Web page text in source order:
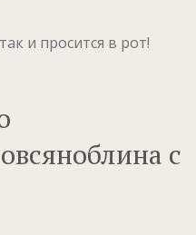
и просится в рот!
с